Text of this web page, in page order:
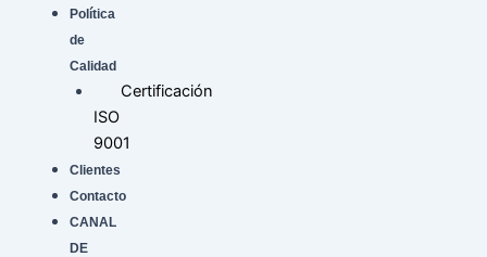
Política
de
Calidad
Certificación
ISO
9001
Clientes
Contacto
CANAL
DE